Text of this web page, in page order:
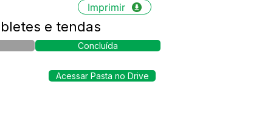
Imprimir
e tendas
Concluída
Acessar Pasta no Drive